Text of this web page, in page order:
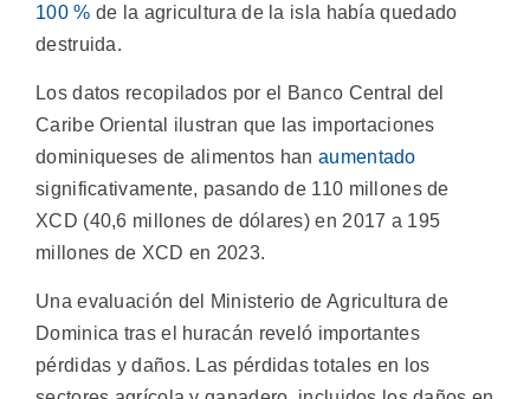
100 % de la agricultura de la isla había quedado
destruida.
Los datos recopilados por el Banco Central del
Caribe Oriental ilustran que las importaciones
dominiqueses de alimentos hanaumentado
significativamente, pasando de 110 millones de
XCD (40,6 millones de dólares) en 2017 a 195
millones de XCD en 2023.
Una evaluación del Ministerio de Agricultura de
Dominica tras el huracán reveló importantes
pérdidas y daños. Las pérdidas totales en los